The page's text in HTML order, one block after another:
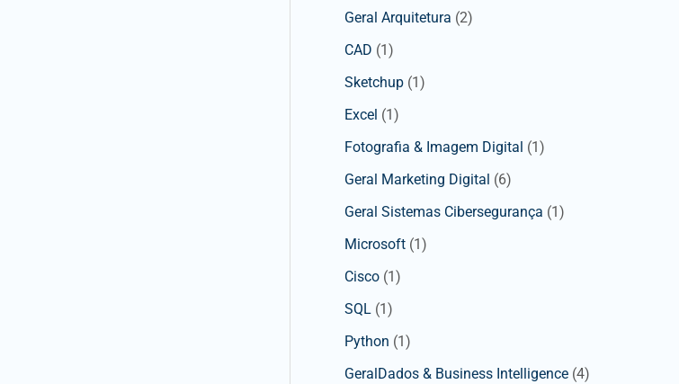
Geral Arquitetura (2)
CAD (1)
Sketchup (1)
Excel (1)
Fotografia & Imagem Digital (1)
Geral Marketing Digital (6)
Geral Sistemas Cibersegurança (1)
Microsoft (1)
Cisco (1)
SQL (1)
Python (1)
GeralDados & Business Intelligence (4)